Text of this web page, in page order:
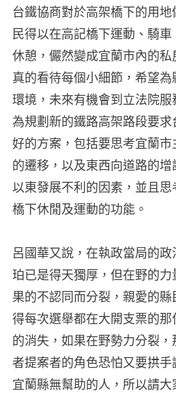
台鐵協商對於高架橋下的用
民得以在高記橋下運動、騎車
休憩，儼然變成宜蘭市內的
真的看待每個小細節，希望
環境，未來有機會到立法院服
為規劃新的鐵路高架路段要
好的方案，包括要思考宜蘭
的遷移，以及東西向道路的
以東發展不利的因素，並且
橋下休閒及運動的功能。
呂國華又說，在執政當局的
珀已是得天獨厚，但在野的
果的不認同而分裂，親愛的
得每次選舉都在大開支票的
的消失，如果在野勢力分裂
者提案者的角色恐怕又要拱
宜蘭縣無幫助的人，所以請大